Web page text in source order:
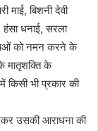
माई, बिशनी देवी
हंसा धनाई, सरला
को नमन करने के
मातृशक्ति के
भी प्रकार की
उसकी आराधना की